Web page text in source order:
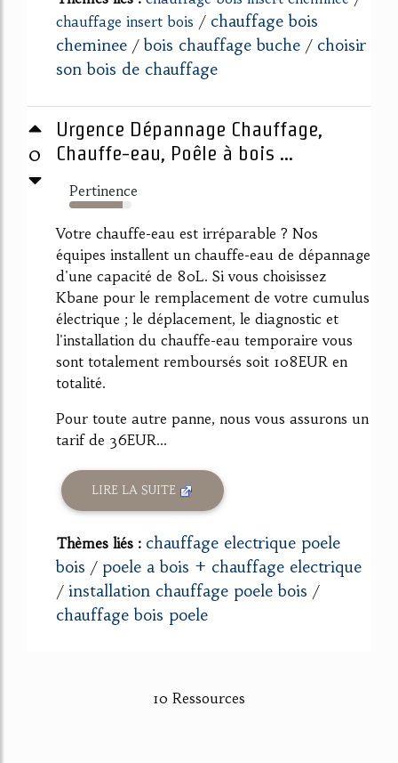
chauffage insert bois / chauffage bois
cheminee / bois chauffage buche / choisir
son bois de chauffage
0
Urgence Dépannage Chauffage,
Chauffe-eau, Poêle à bois ...
Pertinence
86%
Votre chauffe-eau est irréparable ? Nos
équipes installent un chauffe-eau de dépannage
d'une capacité de 80L. Si vous choisissez
Kbane pour le remplacement de votre cumulus
électrique ; le déplacement, le diagnostic et
l'installation du chauffe-eau temporaire vous
sont totalement remboursés soit 108EUR en
totalité.
Pour toute autre panne, nous vous assurons un
tarif de 36EUR...
LIRE LA SUITE
Thèmes liés : chauffage electrique poele
bois / poele a bois + chauffage electrique
/ installation chauffage poele bois /
chauffage bois poele
10 Ressources